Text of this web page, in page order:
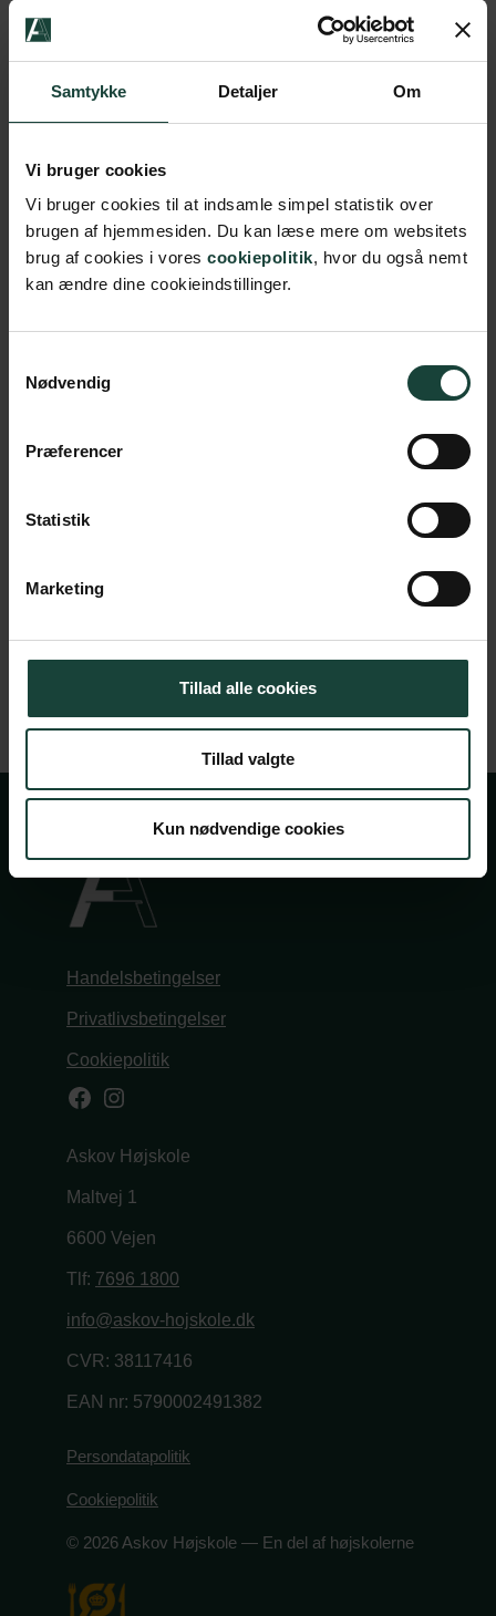
Samtykke Detaljer Om
Vi bruger cookies
Vi bruger cookies til at indsamle simpel statistik over
brugen af hjemmesiden. Du kan læse mere om websitets
brug af cookies i vores cookiepolitik, hvor du også nemt
kan ændre dine cookieindstillinger.
Nødvendig
Præferencer
Statistik
Marketing
Tillad alle cookies
Tillad valgte
Kun nødvendige cookies
byfornyelsesprojektet. – Anni Lave Nielsen er kunstfaglig
repræsentant i Rødovre Kunstråd og har tidligere arbejdet
på KØS.
Køb billet
Pris
Handelsbetingelser
Privatlivsbetingelser
Cookiepolitik
Facebook
Instagram
Askov Højskole
Maltvej 1
6600 Vejen
Tlf: 7696 1800
info@askov-hojskole.dk
CVR: 38117416
EAN nr: 5790002491382
Persondatapolitik
Cookiepolitik
© 2026 Askov Højskole — En del af højskolerne